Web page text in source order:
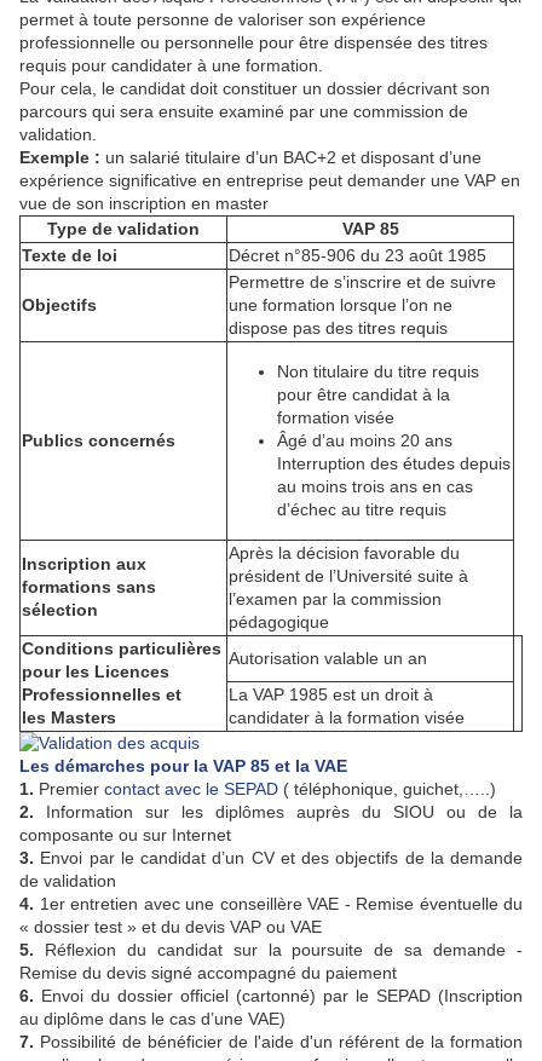
permet à toute personne de valoriser son expérience
professionnelle ou personnelle pour être dispensée des titres
requis pour candidater à une formation.
Pour cela, le candidat doit constituer un dossier décrivant son
parcours qui sera ensuite examiné par une commission de
validation.
Exemple : un salarié titulaire d’un BAC+2 et disposant d’une
expérience significative en entreprise peut demander une VAP en
vue de son inscription en master
Type de validation
VAP 85
Texte de loi
Décret n°85-906 du 23 août 1985
Objectifs
Permettre de s’inscrire et de suivre
une formation lorsque l’on ne
dispose pas des titres requis
Publics concernés
Non titulaire du titre requis
pour être candidat à la
formation visée
Âgé d’au moins 20 ans
Interruption des études depuis
au moins trois ans en cas
d’échec au titre requis
Inscription aux
formations sans
sélection
Après la décision favorable du
président de l’Université suite à
l’examen par la commission
pédagogique
Autorisation valable un an
Conditions particulières
pour les Licences
Professionnelles et
les Masters
La VAP 1985 est un droit à
candidater à la formation visée
Les démarches pour la VAP 85 et la VAE
1. Premier contact avec le SEPAD ( téléphonique, guichet,…..)
2. Information sur les diplômes auprès du SIOU ou de la
composante ou sur Internet
3. Envoi par le candidat d’un CV et des objectifs de la demande
de validation
4. 1er entretien avec une conseillère VAE - Remise éventuelle du
« dossier test » et du devis VAP ou VAE
5. Réflexion du candidat sur la poursuite de sa demande -
Remise du devis signé accompagné du paiement
6. Envoi du dossier officiel (cartonné) par le SEPAD (Inscription
au diplôme dans le cas d’une VAE)
7. Possibilité de bénéficier de l'aide d'un référent de la formation